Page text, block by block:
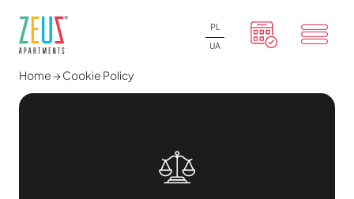
PL
UA
Home→Cookie Policy